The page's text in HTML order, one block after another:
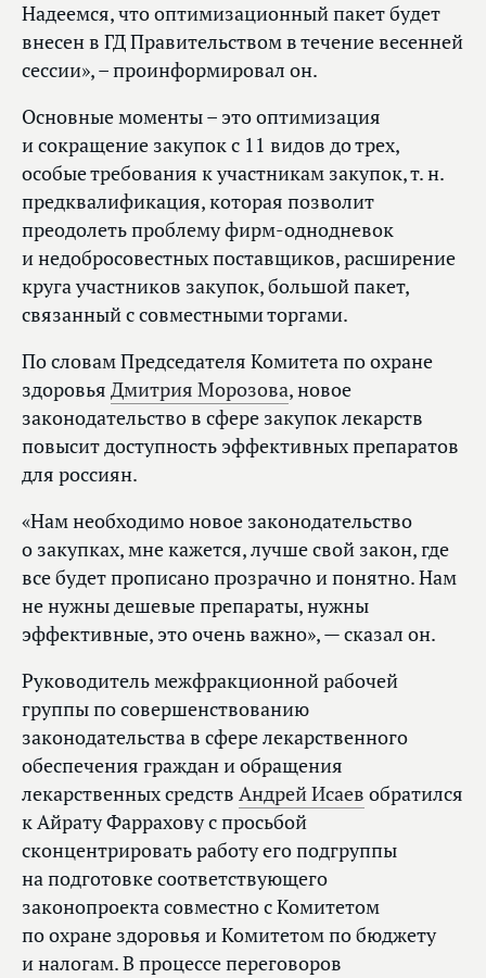
Надеемся, что оптимизационный пакет будет
внесен в ГД Правительством в течение весенней
сессии», – проинформировал он.
Основные моменты – это оптимизация
и сокращение закупок с 11 видов до трех,
особые требования к участникам закупок, т. н.
предквалификация, которая позволит
преодолеть проблему фирм-однодневок
и недобросовестных поставщиков, расширение
круга участников закупок, большой пакет,
связанный с совместными торгами.
По словам Председателя Комитета по охране
здоровья Дмитрия Морозова, новое
законодательство в сфере закупок лекарств
повысит доступность эффективных препаратов
для россиян.
«Нам необходимо новое законодательство
о закупках, мне кажется, лучше свой закон, где
все будет прописано прозрачно и понятно. Нам
не нужны дешевые препараты, нужны
эффективные, это очень важно», — сказал он.
Руководитель межфракционной рабочей
группы по совершенствованию
законодательства в сфере лекарственного
обеспечения граждан и обращения
лекарственных средств Андрей Исаев обратился
к Айрату Фаррахову с просьбой
сконцентрировать работу его подгруппы
на подготовке соответствующего
законопроекта совместно с Комитетом
по охране здоровья и Комитетом по бюджету
и налогам. В процессе переговоров